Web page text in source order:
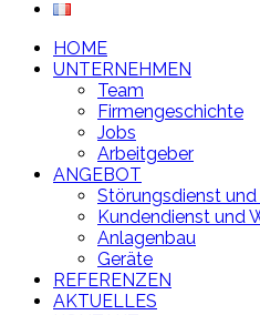
HOME
UNTERNEHMEN
Team
Firmengeschichte
Jobs
Arbeitgeber
ANGEBOT
Störungsdienst
Kundendienst und
Anlagenbau
Geräte
REFERENZEN
AKTUELLES